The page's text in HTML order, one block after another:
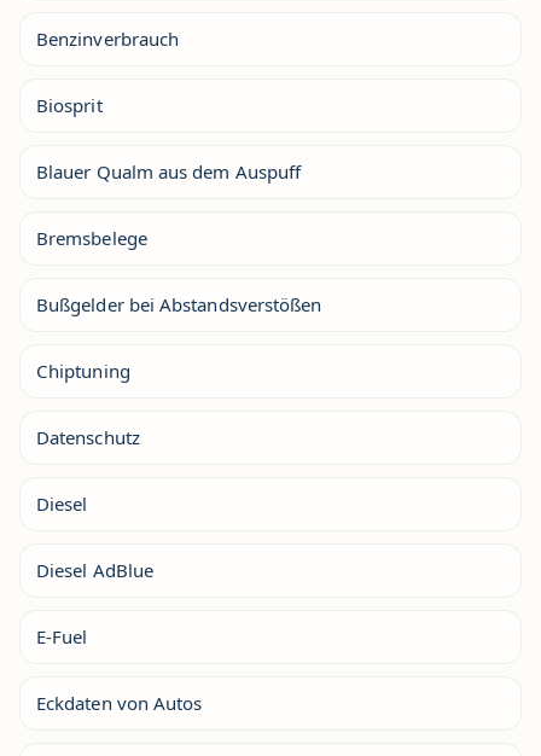
Benzinverbrauch
Biosprit
Blauer Qualm aus dem Auspuff
Bremsbelege
Bußgelder bei Abstandsverstößen
Chiptuning
Datenschutz
Diesel
Diesel AdBlue
E-Fuel
Eckdaten von Autos